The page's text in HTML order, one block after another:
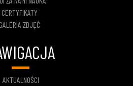
CERTYFIKATY
GALERIA ZDJĘĆ
AKTUALNOŚCI